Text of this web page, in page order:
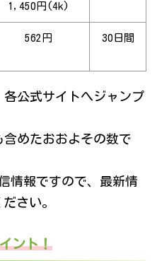
1,450円(4k)
562円 30日間
公式サイトへジャンプ
めたおおよその数で
情報ですので、最新情
さい。
ント！